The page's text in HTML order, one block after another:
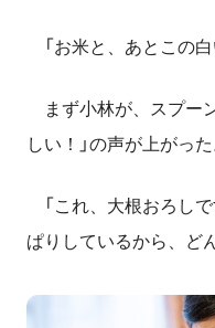
「お米と、あとこの白
まず小林が、スプー
しい！」の声が上がった
「これ、大根おろし
ぱりしているから、ど